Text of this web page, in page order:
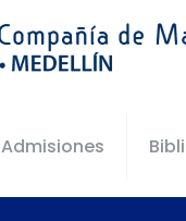
Admisiones